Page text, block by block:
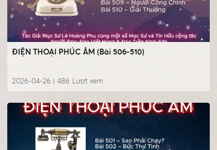
ĐIỆN THOẠI PHÚC ÂM (Bài 506-510)
2026-04-26 | Lượt xem
486